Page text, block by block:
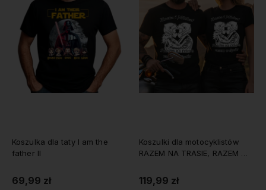
Koszulka dla taty I am the
father II
69,99 zł
Koszulki dla motocyklistów
RAZEM NA TRASIE, RAZEM W
119,99 zł